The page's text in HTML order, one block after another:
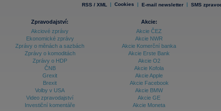
RSS / XML | Cookies | E-mail newsletter | SMS
Zpravodajství:
Akciové zprávy
Ekonomické zprávy
Zprávy o měnách a sazbách
Zprávy o komoditách
Zprávy o HDP
ČNB
Grexit
Brexit
Volby v USA
Video zpravodajství
Investiční komentáře
Akcie:
Akcie ČEZ
Akcie NWR
Akcie Komerční banka
Akcie Erste Bank
Akcie O2
Akcie Kofola
Akcie Apple
Akcie Facebook
Akcie BMW
Akcie GE
Akcie Moneta